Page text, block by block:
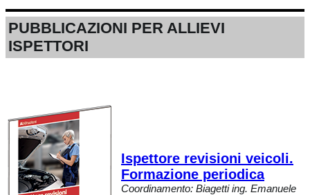
PUBBLICAZIONI PER ALLIEVI
ISPETTORI
Ispettore revisioni veicoli.
Formazione periodica
Coordinamento: Biagetti ing. Emanuele